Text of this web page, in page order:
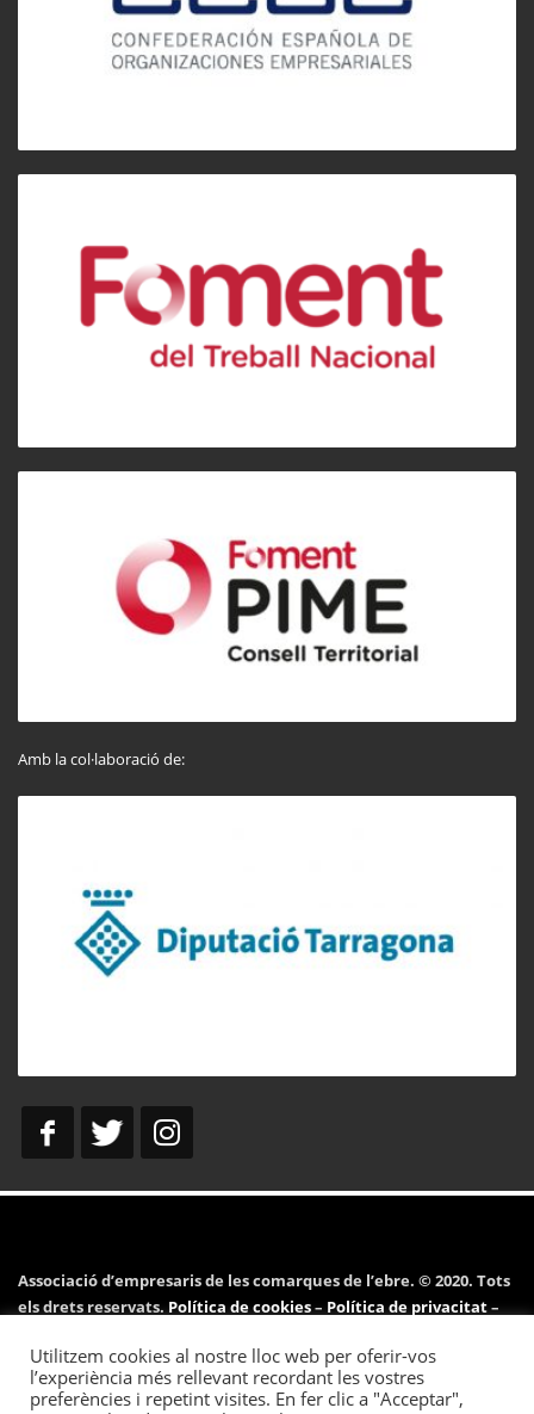
Amb la col·laboració de:
Associació d’empresaris de les comarques de l’ebre. © 2020. Tots
els drets reservats. Política de cookies– Política de privacitat–
Utilitzem cookies al nostre lloc web per oferir-vos
l’experiència més rellevant recordant les vostres
preferències i repetint visites. En fer clic a "Acceptar",